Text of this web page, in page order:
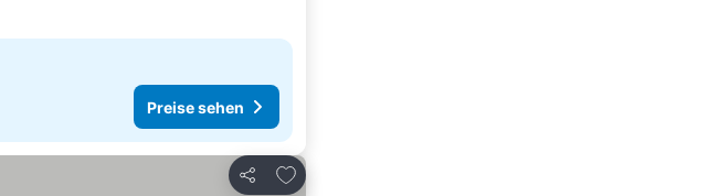
Preise sehen
Teilen
Zu Favoriten hinzufügen